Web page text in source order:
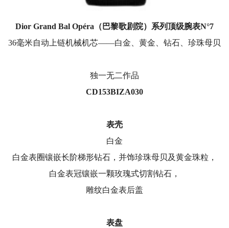
Dior Grand Bal Opéra （巴黎歌剧院）系列顶级腕表N°7
36毫米自动上链机械机芯——白金、黄金、钻石、珍珠母贝
独一无二作品
CD153BIZA030
表壳
白金
白金表圈镶嵌长阶梯形钻石，并饰珍珠母贝及黄金珠粒，
白金表冠镶嵌一颗玫瑰式切割钻石，
雕纹白金表后盖
表盘